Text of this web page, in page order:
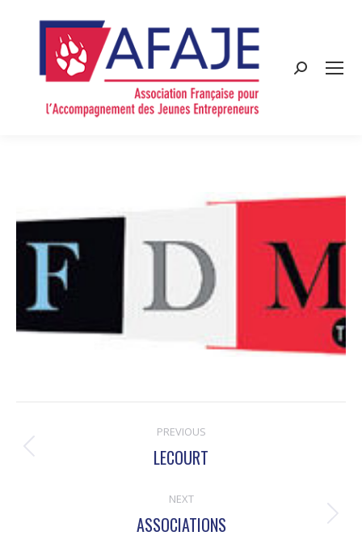
Search:
DE
COMMENTAIRE
PREVIOUS
Onglet
LECOURT
NEXT
Projets
ASSOCIATIONS